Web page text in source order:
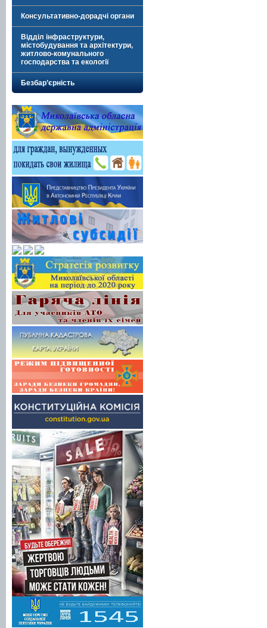
Консультативно-дорадчі органи
Відділ інфраструктури,
містобудування та архітектури,
житлово-комунального
господарства та екології
Безбар’єрність